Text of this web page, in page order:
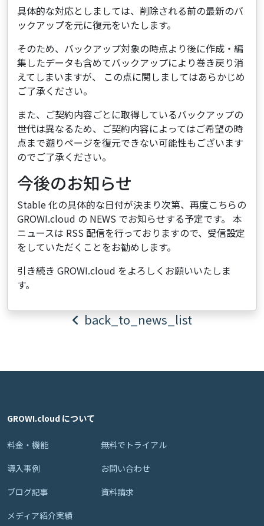
具体的な対応としましては、削除される前の最新のバ
ックアップを元に復元をいたします。
そのため、バックアップ対象の時点より後に作成・編
集したデータも含めてバックアップにより巻き戻り消
えてしまいますが、 この点に関しましてはあらかじめ
ご了承ください。
また、ご契約内容ごとに取得しているバックアップの
世代は異なるため、ご契約内容によってはご希望の時
点まで遡りページを復元できない可能性もございます
のでご了承ください。
今後のお知らせ
Stable 化の具体的な日付が決まり次第、再度こちらの
GROWI.cloud の NEWS でお知らせする予定です。 本
ニュースは RSS 配信を行っておりますので、受信設定
をしていただくことをお勧めします。
引き続き GROWI.cloud をよろしくお願いいたしま
す。
back_to_news_list
GROWI.cloud について
料金・機能
導入事例
ブログ記事
メディア紹介実績
無料でトライアル
お問い合わせ
資料請求